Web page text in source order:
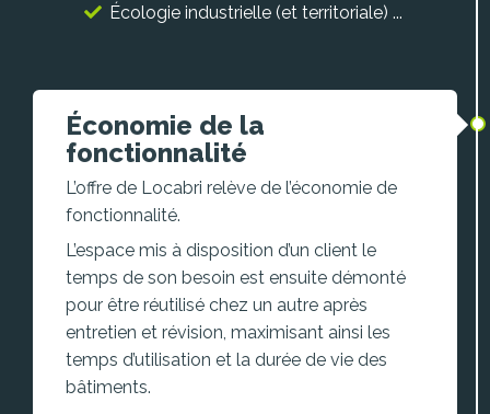
Écologie industrielle (et territoriale) ...
Économie de la
fonctionnalité
L’offre de Locabri relève de l’économie de
fonctionnalité.
L’espace mis à disposition d’un client le
temps de son besoin est ensuite démonté
pour être réutilisé chez un autre après
entretien et révision, maximisant ainsi les
temps d’utilisation et la durée de vie des
bâtiments.